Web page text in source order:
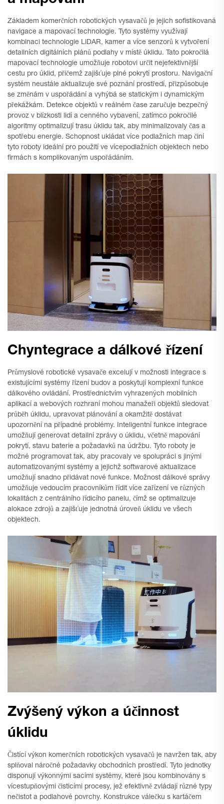
Základem komerčních robotických vysavačů je jejich sofistikovaná
navigace a mapovací technologie. Tyto systémy využívají
kombinaci technologie LiDAR, kamer a více senzorů k vytvoření
detailních digitálních plánů podlahy v místě úklidu. Tato pokročilá
mapovací technologie umožňuje robotovi určit nejefektivnější
cestu pro úklid, přičemž zajišťuje plné pokrytí prostoru. Navigační
systém neustále aktualizuje své poznání prostředí, přizpůsobuje
se změnám v uspořádání a vyhýbá se statickým i dynamickým
překážkám. Detekce objektů v reálném čase zaručuje bezpečný
provoz v blízkosti lidí a cenného vybavení, zatímco pokročilé
algoritmy optimalizují trasu úklidu tak, aby minimalizovaly čas a
spotřebu energie. Schopnost ukládat více podlažních map činí
tyto roboty ideální pro použití ve vícepodlažních objektech nebo
firmách s komplikovaným uspořádáním.
Chyntegrace a dálkové řízení
Průmyslové robotické vysavače excelují v možnosti integrace s
existujícími systémy řízení budov a poskytují komplexní funkce
dálkového ovládání. Prostřednictvím vyhrazených mobilních
aplikací a webových rozhraní mohou manažeři objektů sledovat
průběh úklidu, upravovat plánování a okamžitě dostávat
upozornění na případné problémy. Inteligentní funkce integrace
umožňují generovat detailní zprávy o úklidu, včetně mapování
pokrytí, stavu baterie a požadavků na údržbu. Tyto roboty je
možné programovat tak, aby pracovaly ve spolupráci s jinými
automatizovanými systémy a jejichž softwarové aktualizace
umožňují snadno přidávat nové funkce. Možnost dálkové správy
umožňuje vedoucím pracovníkům řídit více zařízení ve různých
lokalitách z centrálního řídicího panelu, čímž se optimalizuje
alokace zdrojů a zajišťuje jednotná úroveň úklidu ve všech
objektech.
Zvýšený výkon a účinnost
úklidu
Čistící výkon komerčních robotických vysavačů je navržen tak, aby
splňoval náročné požadavky obchodních prostředí. Tyto jednotky
disponují výkonnými sacími systémy, které jsou kombinovány s
vícestupňovými čisticími procesy, jež efektivně zvládají různé typy
nečistot a podlahové povrchy. Konstrukce válečku s kartáčem